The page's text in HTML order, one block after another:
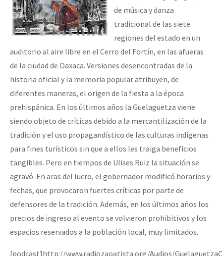
de música y danza
tradicional de las siete
regiones del estado en un
auditorio al aire libre en el Cerro del Fortín, en las afueras
de la ciudad de Oaxaca. Versiones desencontradas de la
historia oficial y la memoria popular atribuyen, de
diferentes maneras, el origen de la fiesta a la época
prehispánica. En los últimos años la Guelaguetza viene
siendo objeto de críticas debido a la mercantilización de la
tradición y el uso propagandístico de las culturas indígenas
para fines turísticos sin que a ellos les traiga beneficios
tangibles. Pero en tiempos de Ulises Ruiz la situación se
agravó. En aras del lucro, el gobernador modificó horarios y
fechas, que provocaron fuertes críticas por parte de
defensores de la tradición. Además, en los últimos años los
precios de ingreso al evento se volvieron prohibitivos y los
espacios reservados a la población local, muy limitados.
[podcast]http://www.radiozapatista.org/Audios/